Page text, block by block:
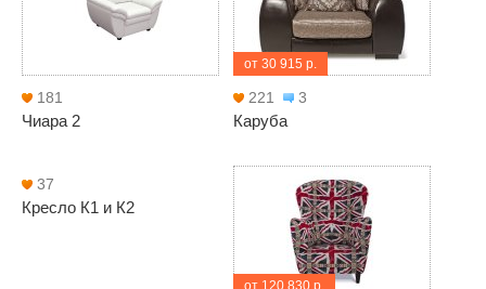
181
Чиара 2
от 30 915 р.
221 3
Каруба
37
Кресло К1 и К2